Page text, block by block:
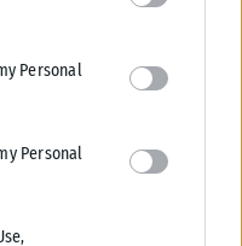
consent section.
Personal
Personal
σας συνθήκες
να εντάξετε μια
ζωή σας εντελώς
τεχνολογία ή μια έξυπνη
Προσέξτε μόνο το
της ημέρας μπορεί να